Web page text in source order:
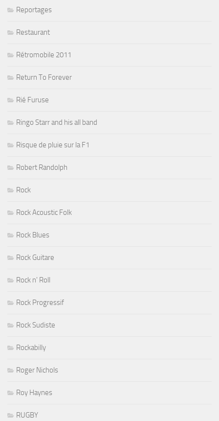
Reportages
Restaurant
Rétromobile 2011
Return To Forever
Rié Furuse
Ringo Starr and his all band
Risque de pluie sur la F1
Robert Randolph
Rock
Rock Acoustic Folk
Rock Blues
Rock Guitare
Rock n' Roll
Rock Progressif
Rock Sudiste
Rockabilly
Roger Nichols
Roy Haynes
RUGBY